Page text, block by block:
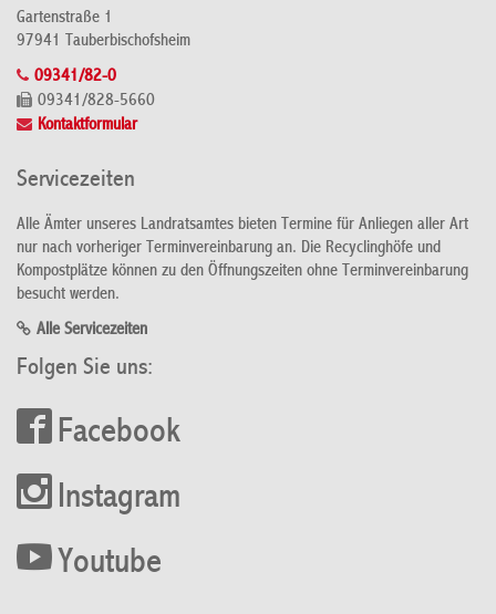
Gartenstraße 1
97941 Tauberbischofsheim
09341/82-0
09341/828-5660
Kontaktformular
Servicezeiten
Alle Ämter unseres Landratsamtes bieten Termine für Anliegen aller Art
nur nach vorheriger Terminvereinbarung an. Die Recyclinghöfe und
Kompostplätze können zu den Öffnungszeiten ohne Terminvereinbarung
besucht werden.
Alle Servicezeiten
Folgen Sie uns:
Facebook
Instagram
Youtube